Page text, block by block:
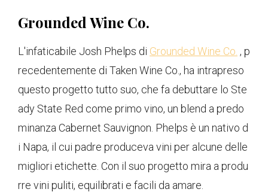
Grounded Wine Co.
L'infaticabile Josh Phelps di Grounded Wine Co. , p
recedentemente di Taken Wine Co., ha intrapreso
questo progetto tutto suo, che fa debuttare lo Ste
ady State Red come primo vino, un blend a predo
minanza Cabernet Sauvignon. Phelps è un nativo d
i Napa, il cui padre produceva vini per alcune delle
migliori etichette. Con il suo progetto mira a produ
rre vini puliti, equilibrati e facili da amare.